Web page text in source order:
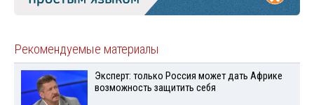
Рекомендуемые материалы
Эксперт: только Россия может дать Африке
возможность защитить себя